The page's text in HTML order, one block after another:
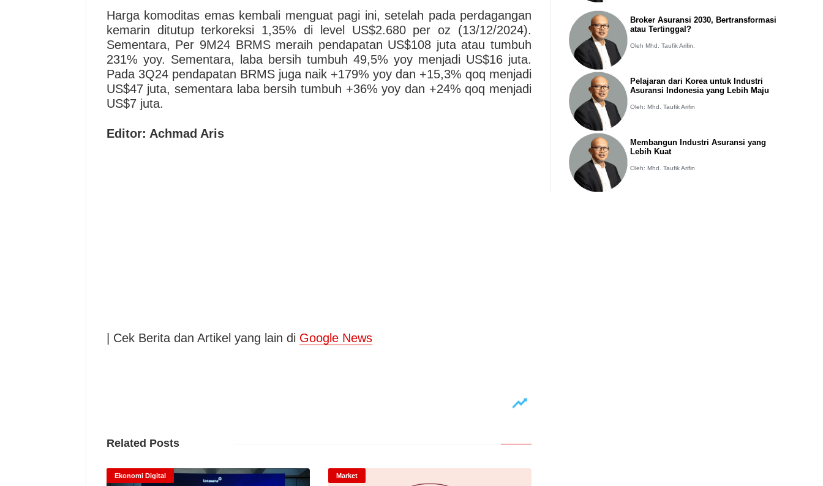
Harga komoditas emas kembali menguat pagi ini, setelah pada perdagangan
kemarin ditutup terkoreksi 1,35% di level US$2.680 per oz (13/12/2024).
Sementara, Per 9M24 BRMS meraih pendapatan US$108 juta atau tumbuh
231% yoy. Sementara, laba bersih tumbuh 49,5% yoy menjadi US$16 juta.
Pada 3Q24 pendapatan BRMS juga naik +179% yoy dan +15,3% qoq menjadi
US$47 juta, sementara laba bersih tumbuh +36% yoy dan +24% qoq menjadi
US$7 juta.
Editor: Achmad Aris
| Cek Berita dan Artikel yang lain di Google News
Related Posts
Ekonomi Digital Market
Broker Asuransi 2030, Bertransformasi
atau Tertinggal?
Oleh Mhd. Taufik Arifin,
Pelajaran dari Korea untuk Industri
Asuransi Indonesia yang Lebih Maju
Oleh: Mhd. Taufik Arifin
Membangun Industri Asuransi yang
Lebih Kuat
Oleh: Mhd. Taufik Arifin